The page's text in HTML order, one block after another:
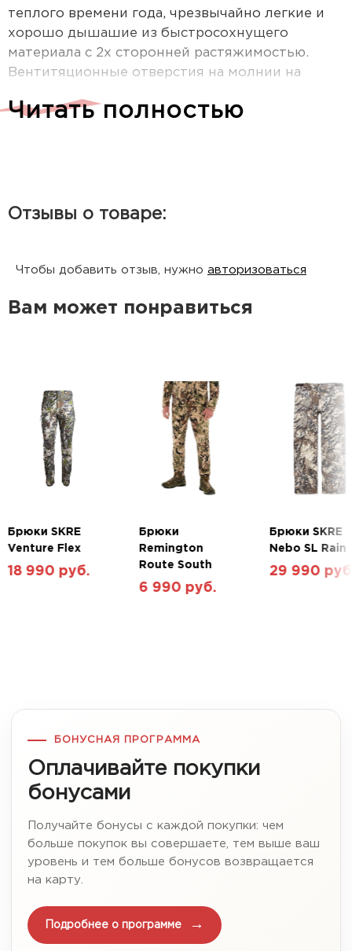
теплого времени года, чрезвычайно легкие и
хорошо дышашие из быстросохнущего
материала с 2х сторонней растяжимостью.
Вентитяционные отверстия на молнии на
интенсивном движении (также для
Характеристики:
Подтип - Брюки
Технологии - Teflon, DWR
Читать полностью
Отзывы о товаре:
Чтобы добавить отзыв, нужно авторизоваться
Вам может понравиться
Брюки SKRE
Venture Flex
18 990 руб.
Брюки
Remington
Route South
6 990 руб.
Брюки SKRE
Nebo SL Rain
29 990
БОНУСНАЯ ПРОГРАММА
Оплачивайте покупки
бонусами
Получайте бонусы с каждой покупки: чем
больше покупок вы совершаете, тем выше ваш
уровень и тем больше бонусов возвращается
на карту.
Подробнее о программе